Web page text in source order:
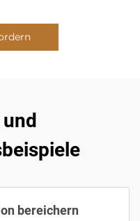
bereichern